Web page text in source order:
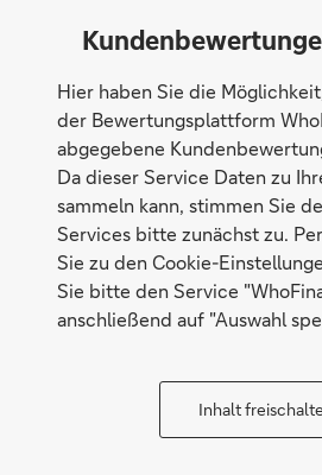
Hier haben Sie die
der Bewertungsplattform
abgegebene
Da dieser Service Daten zu
sammeln kann, stimmen Sie
Services bitte zunächst zu.
Sie zu den Cookie-
Sie bitte den Service
anschließend auf "Auswahl
Inhalt